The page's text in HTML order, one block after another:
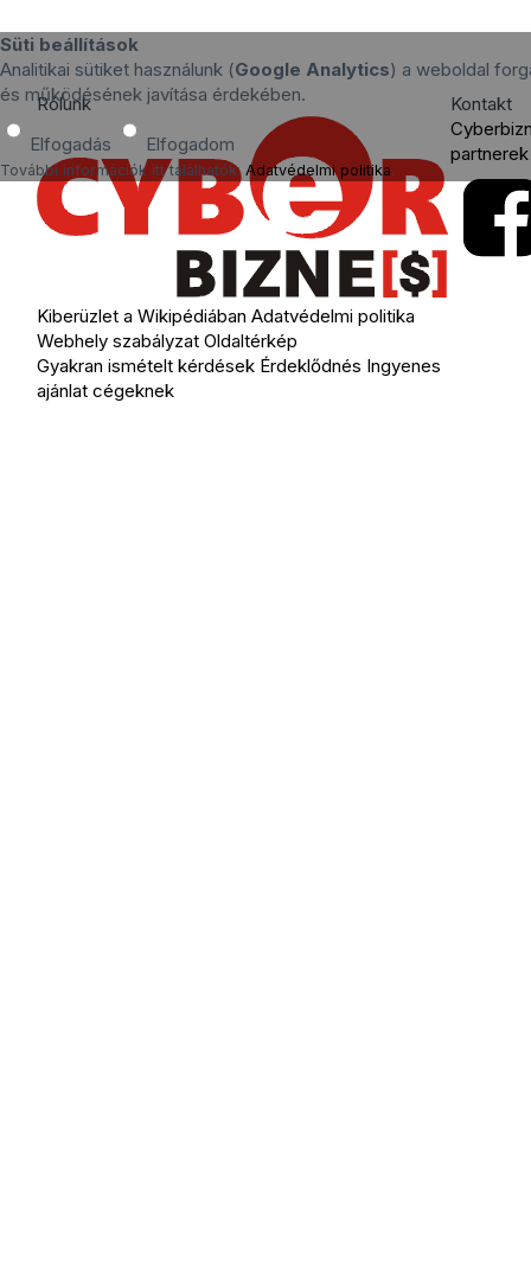
Süti beállítások
Analitikai sütiket használunk (Google Analytics) a weboldal
és működésének javítása érdekében.
Elfogadás Elfogadom
További információk itt találhatók: Adatvédelmi politika.
Rólunk
Kiberüzlet a Wikipédiában Adatvédelmi politika
Webhely szabályzat Oldaltérkép
Gyakran ismételt kérdések Érdeklődnés Ingyenes
ajánlat cégeknek
Kontakt
partnerek